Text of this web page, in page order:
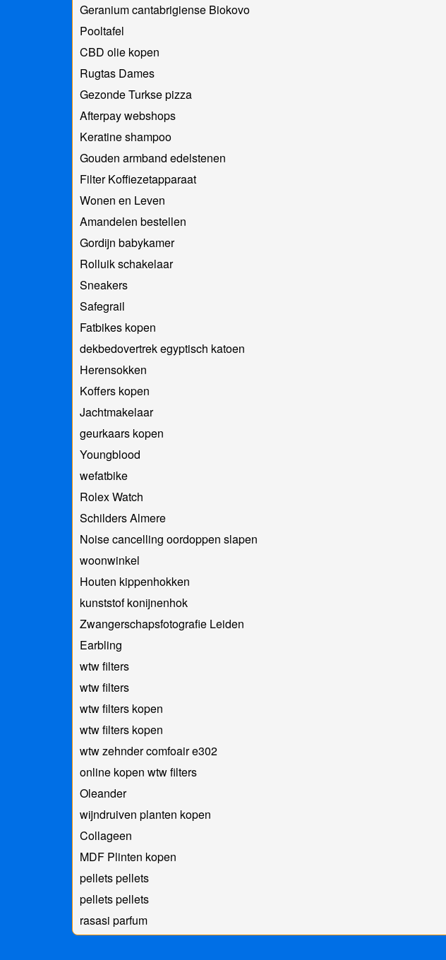
Geranium cantabrigiense Biokovo
Pooltafel
CBD olie kopen
Rugtas Dames
Gezonde Turkse pizza
Afterpay webshops
Keratine shampoo
Gouden armband edelstenen
Filter Koffiezetapparaat
Wonen en Leven
Amandelen bestellen
Gordijn babykamer
Rolluik schakelaar
Sneakers
Safegrail
Fatbikes kopen
dekbedovertrek egyptisch katoen
Herensokken
Koffers kopen
Jachtmakelaar
geurkaars kopen
Youngblood
wefatbike
Rolex Watch
Schilders Almere
Noise cancelling oordoppen slapen
woonwinkel
Houten kippenhokken
kunststof konijnenhok
Zwangerschapsfotografie Leiden
Earbling
wtw filters
wtw filters
wtw filters kopen
wtw filters kopen
wtw zehnder comfoair e302
online kopen wtw filters
Oleander
wijndruiven planten kopen
Collageen
MDF Plinten kopen
pellets pellets
pellets pellets
rasasi parfum